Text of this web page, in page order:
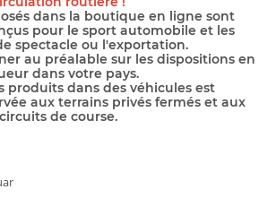
dans la boutique en ligne sont
pour le sport automobile et les
spectacle ou l'exportation.
au préalable sur les dispositions en
dans votre pays.
produits dans des véhicules est
aux terrains privés fermés et aux
circuits de course.